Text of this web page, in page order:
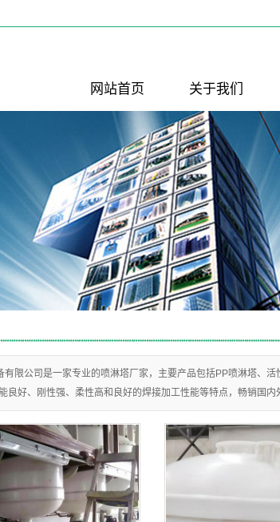
网站首页
关于我们
公司简介
联系我们
有限公司是一家专业的喷淋塔厂家，主要产品包括PP喷淋塔、
良好、刚性强、柔性高和良好的焊接加工性能等特点，畅销国内